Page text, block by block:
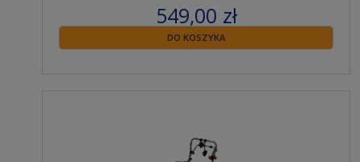
549,00 zł
zawiera 23% VAT
DO KOSZYKA